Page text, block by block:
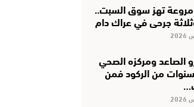
تهز سوق السبت..
جرحى في عراك دام
الصاعد ومركزه الصحي
سنوات من الركود فمن